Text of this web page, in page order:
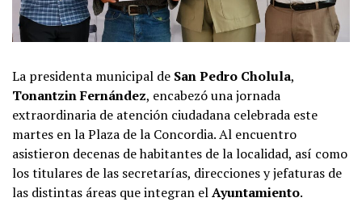
La presidenta municipal de San Pedro Cholula,
Tonantzin Fernández, encabezó una jornada
extraordinaria de atención ciudadana celebrada este
martes en la Plaza de la Concordia. Al encuentro
asistieron decenas de habitantes de la localidad, así como
los titulares de las secretarías, direcciones y jefaturas de
las distintas áreas que integran elAyuntamiento.